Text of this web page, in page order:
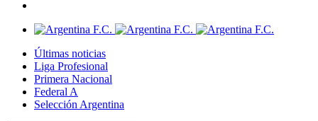
Últimas noticias
Liga Profesional
Primera Nacional
Federal A
Selección Argentina